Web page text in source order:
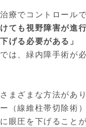
療でコントロールで
ても視野障害が進
げる必要がある」
は、緑内障手術が
まざまな方法があ
（線維柱帯切除術
眼圧を下げること